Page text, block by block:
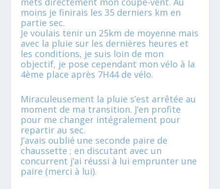
moins je finirais les 35 derniers km en
partie sec.
Je voulais tenir un 25km de moyenne mais
avec la pluie sur les dernières heures et
les conditions, je suis loin de mon
objectif, je pose cependant mon vélo à la
4ème place après 7H44 de vélo.
Miraculeusement la pluie s’est arrêtée au
moment de ma transition. J’en profite
pour me changer intégralement pour
repartir au sec.
J’avais oublié une seconde paire de
chaussette ; en discutant avec un
concurrent j’ai réussi à lui emprunter une
paire (merci à lui).